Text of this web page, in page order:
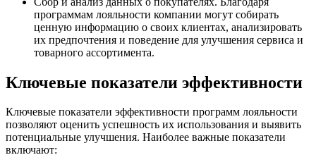
программам лояльности компании могут собирать
ценную информацию о своих клиентах, анализировать
их предпочтения и поведение для улучшения сервиса и
товарного ассортимента.
Ключевые показатели эффективности
Ключевые показатели эффективности программ лояльности
позволяют оценить успешность их использования и выявить
потенциальные улучшения. Наиболее важные показатели
включают: